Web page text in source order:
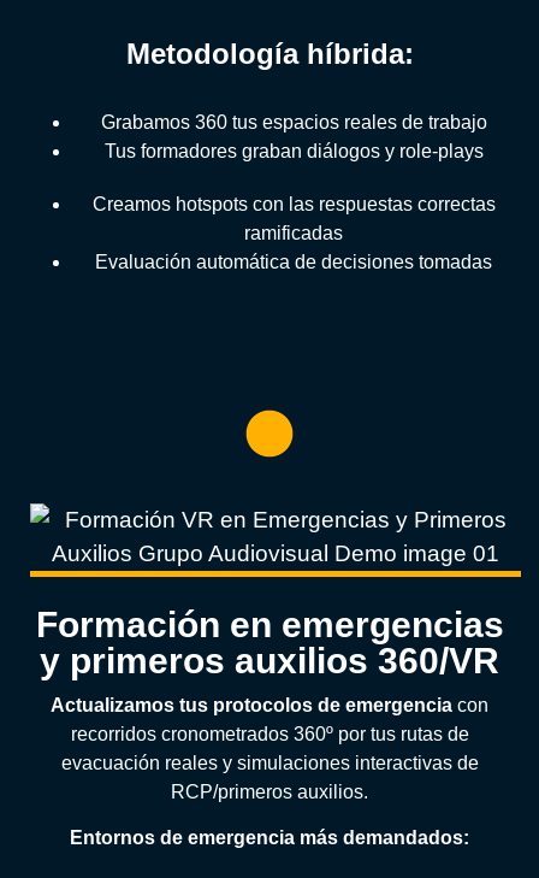
Metodología híbrida:
Grabamos 360 tus espacios reales de trabajo
Tus formadores graban diálogos y role-plays
Creamos hotspots con las respuestas correctas
ramificadas
Evaluación automática de decisiones tomadas
Formación en emergencias
y primeros auxilios 360/VR
Actualizamos tus protocolos de emergencia con
recorridos cronometrados 360º por tus rutas de
evacuación reales y simulaciones interactivas de
RCP/primeros auxilios.
Entornos de emergencia más demandados: